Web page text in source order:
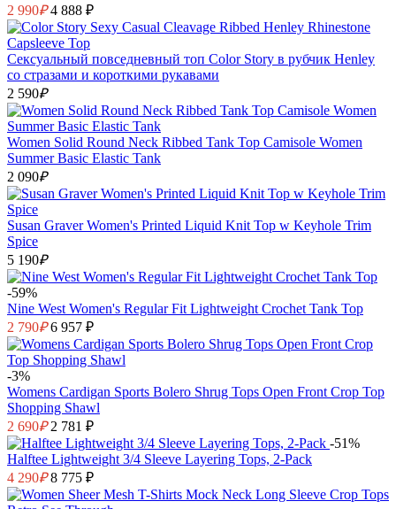
2 990₽ 4 888 ₽
Сексуальный повседневный топ Color Story в рубчик Henley
со стразами и короткими рукавами
2 590₽
Women Solid Round Neck Ribbed Tank Top Camisole Women
Summer Basic Elastic Tank
2 090₽
Susan Graver Women's Printed Liquid Knit Top w Keyhole Trim
Spice
5 190₽
-59%
Nine West Women's Regular Fit Lightweight Crochet Tank Top
2 790₽ 6 957 ₽
-3%
Womens Cardigan Sports Bolero Shrug Tops Open Front Crop Top
Shopping Shawl
2 690₽ 2 781 ₽
-51%
Halftee Lightweight 3/4 Sleeve Layering Tops, 2-Pack
4 290₽ 8 775 ₽